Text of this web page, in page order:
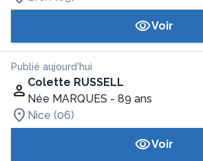
Voir
Publié aujourd'hui
Colette RUSSELL
Née MARQUES - 89 ans
Nice (06)
Voir